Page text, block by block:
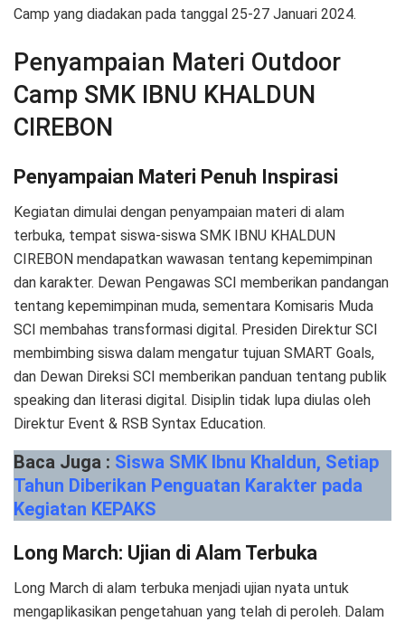
Camp yang diadakan pada tanggal 25-27 Januari 2024.
Penyampaian Materi Outdoor
Camp SMK IBNU KHALDUN
CIREBON
Penyampaian Materi Penuh Inspirasi
Kegiatan dimulai dengan penyampaian materi di alam
terbuka, tempat siswa-siswa SMK IBNU KHALDUN
CIREBON mendapatkan wawasan tentang kepemimpinan
dan karakter. Dewan Pengawas SCI memberikan pandangan
tentang kepemimpinan muda, sementara Komisaris Muda
SCI membahas transformasi digital. Presiden Direktur SCI
membimbing siswa dalam mengatur tujuan SMART Goals,
dan Dewan Direksi SCI memberikan panduan tentang publik
speaking dan literasi digital. Disiplin tidak lupa diulas oleh
Direktur Event & RSB Syntax Education.
Baca Juga : Siswa SMK Ibnu Khaldun, Setiap
Tahun Diberikan Penguatan Karakter pada
Kegiatan KEPAKS
Long March: Ujian di Alam Terbuka
Long March di alam terbuka menjadi ujian nyata untuk
mengaplikasikan pengetahuan yang telah di peroleh. Dalam